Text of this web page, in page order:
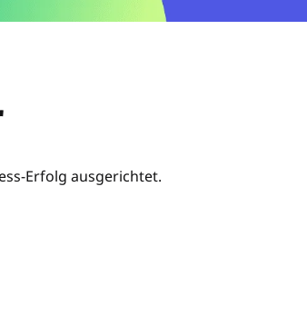
Erfolg ausgerichtet.